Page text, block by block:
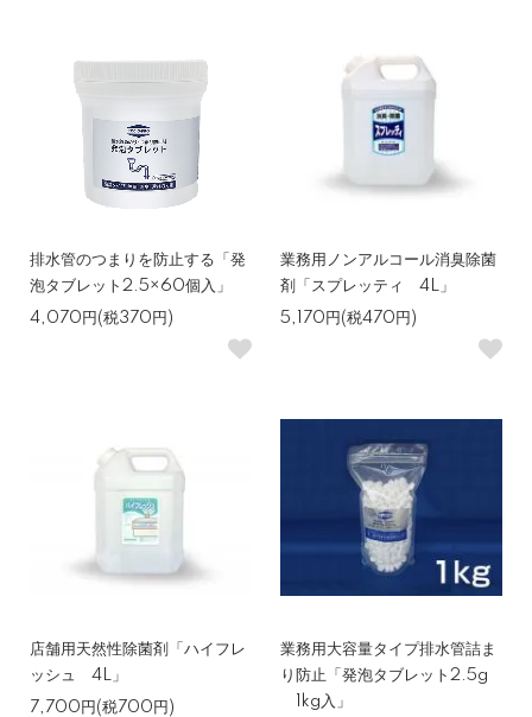
排水管のつまりを防止する「発
泡タブレット2.5×60個入」
4,070円(税370円)
業務用ノンアルコール消臭除菌
剤「スプレッティ 4L」
5,170円(税470円)
店舗用天然性除菌剤「ハイフレ
ッシュ 4L」
7,700円(税700円)
業務用大容量タイプ排水管詰ま
り防止「発泡タブレット2.5g
1kg入」